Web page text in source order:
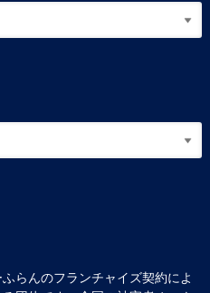
らんのフランチャイズ契約によ